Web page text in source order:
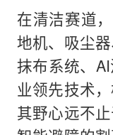
在清洁赛道
地机、吸尘
抹布系统、
业领先技术
其野心远不